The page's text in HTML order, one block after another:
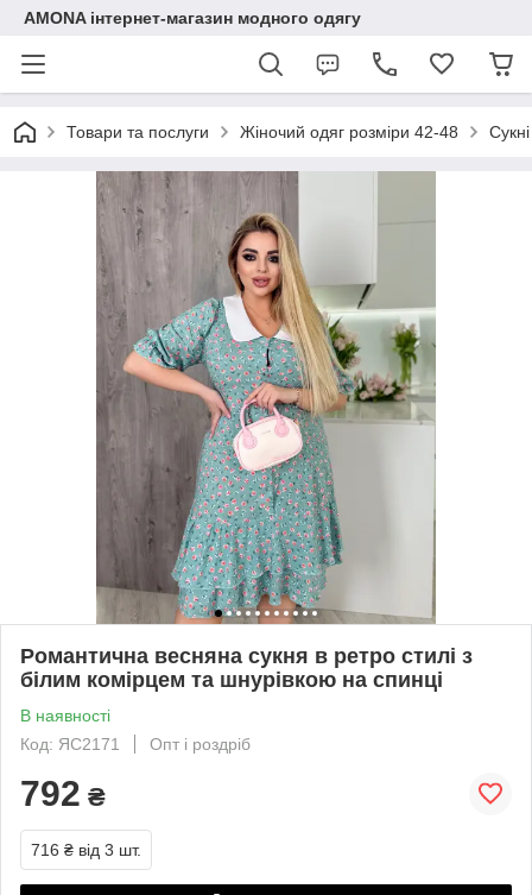
AMONA інтернет-магазин модного одягу
Товари та послуги Жіночий одяг розміри 42-48 Сукні
Романтична весняна сукня в ретро стилі з
білим комірцем та шнурівкою на спинці
В наявності
Код: ЯС2171
Опт і роздріб
792 ₴
716 ₴ від 3 шт.